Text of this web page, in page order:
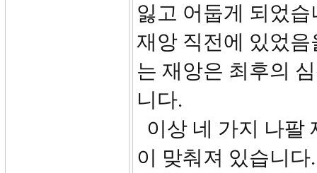
잃고 어둡게 되었
재앙 직전에 있었
는 재앙은 최후의
니다.
이상 네 가지 나팔
이 맞춰져 있습니